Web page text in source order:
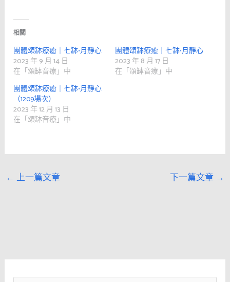
相關
團體頌缽療癒｜七缽•月靜心
2023 年 9 月 14 日
在「頌缽音療」中
團體頌缽療癒｜七缽•月靜心
2023 年 8 月 17 日
在「頌缽音療」中
團體頌缽療癒｜七缽•月靜心
（1209場次）
2023 年 12 月 13 日
在「頌缽音療」中
← 上一篇文章 下一篇文章 →